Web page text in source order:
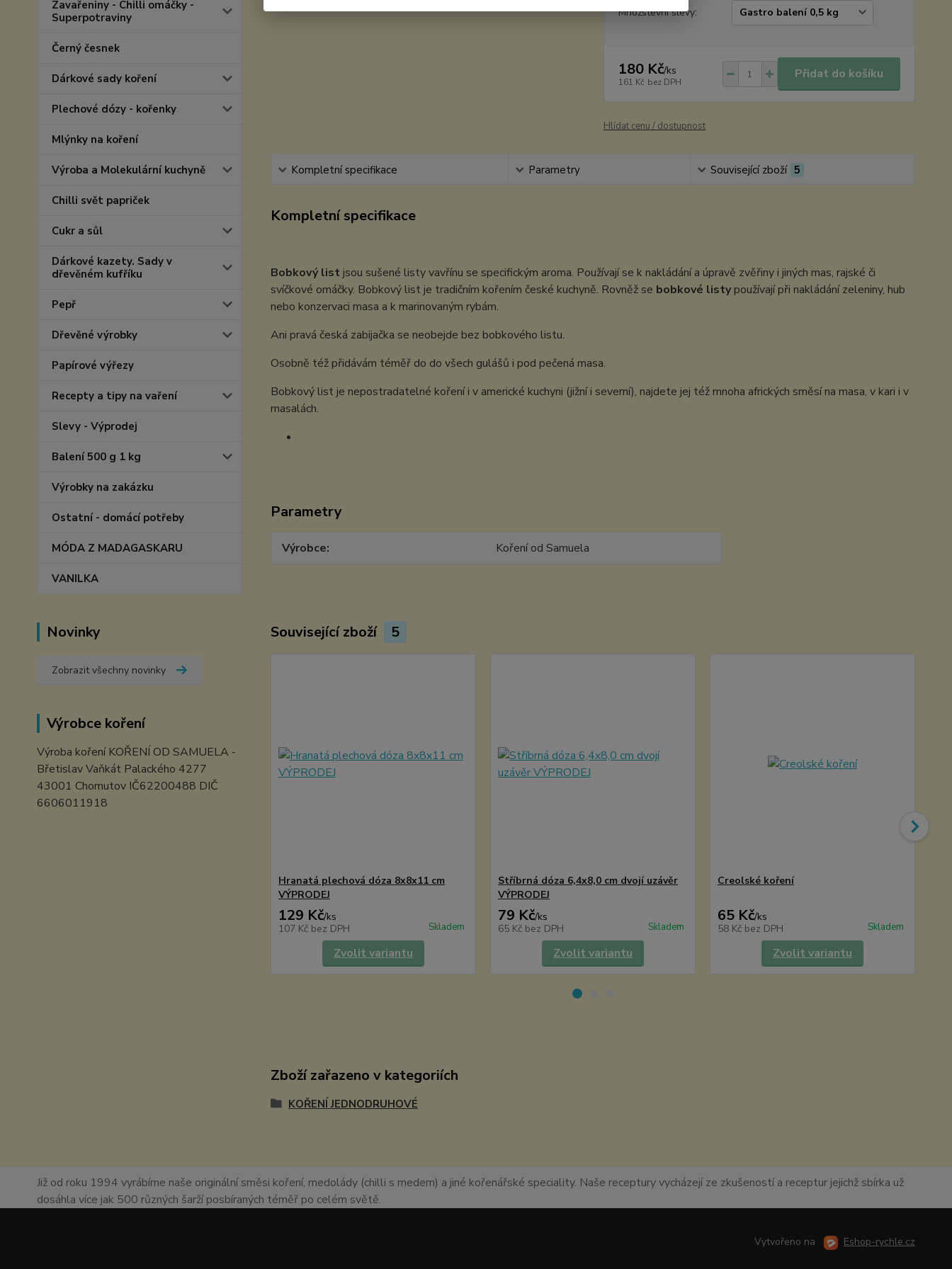
Zavařeniny - Chilli omáčky -
Superpotraviny
Černý česnek
Dárkové sady koření
Plechové dózy - kořenky
Mlýnky na koření
Výroba a Molekulární kuchyně
Chilli svět papriček
Cukr a sůl
Dárkové kazety. Sady v
dřevěném kufříku
Pepř
Dřevěné výrobky
Papírové výřezy
Recepty a tipy na vaření
Slevy - Výprodej
Balení 500 g 1 kg
Výrobky na zakázku
Ostatní - domácí potřeby
MÓDA Z MADAGASKARU
VANILKA
Novinky
Zobrazit všechny novinky
Výrobce koření
Výroba koření KOŘENÍ OD SAMUELA -
Břetislav Vaňkát Palackého 4277
43001 Chomutov IČ62200488 DIČ
6606011918
Množstevní slevy:
180 Kč/ks
161 Kč bez DPH
Přidat do košíku
Hlídat cenu / dostupnost
Kompletní specifikace Parametry Související zboží 5
Kompletní specifikace
Bobkový list jsou sušené listy vavřínu se specifickým aroma. Používají se k nakládání a úpravě zvěřiny i jiných mas, rajské či
svíčkové omáčky. Bobkový list je tradičním kořením české kuchyně. Rovněž se bobkové listypoužívají při nakládání zeleniny, hub
nebo konzervaci masa a k marinovaným rybám.
Ani pravá česká zabijačka se neobejde bez bobkového listu.
Osobně též přidávám téměř do do všech gulášů i pod pečená masa.
Bobkový list je nepostradatelné koření i v americké kuchyni (jižní i severní), najdete jej též mnoha afrických směsí na masa, v kari i v
masalách.
Parametry
Výrobce Koření od Samuela
Související zboží 5
Hranatá plechová dóza 8x8x11 cm
VÝPRODEJ
129 Kč/ks
107 Kč bez DPH Skladem
Zvolit variantu
Stříbrná dóza 6,4x8,0 cm dvojí uzávěr
VÝPRODEJ
79 Kč/ks
65 Kč bez DPH Skladem
Zvolit variantu
Creolské koření
65 Kč/ks
58 Kč bez DPH Skladem
Zvolit variantu
Zboží zařazeno v kategoriích
KOŘENÍ JEDNODRUHOVÉ
Již od roku 1994 vyrábíme naše originální směsi koření, medolády (chilli s medem) a jiné kořenářské speciality. Naše receptury vycházejí ze zkušeností a receptur jejichž sbírka už
dosáhla více jak 500 různých šarží posbíraných téměř po celém světě.
Vytvořeno na Eshop-rychle.cz